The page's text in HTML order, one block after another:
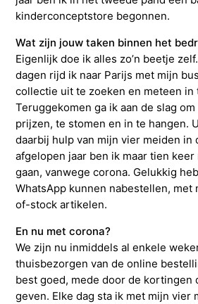
kinderconceptstore begonnen.
Wat zijn jouw taken binnen het
Eigenlijk doe ik alles zo’n beetje
dagen rijd ik naar Parijs met mijn
collectie uit te zoeken en meteen in
Teruggekomen ga ik aan de slag
prijzen, te stomen en in te hangen.
daarbij hulp van mijn vier meiden in
afgelopen jaar ben ik maar tien keer
gaan, vanwege corona. Gelukkig
WhatsApp kunnen nabestellen, met
of-stock artikelen.
En nu met corona?
We zijn nu inmiddels al enkele
thuisbezorgen van de online
best goed, mede door de kortingen
geven. Elke dag sta ik met mijn vier